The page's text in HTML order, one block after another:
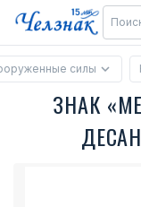
силы
ЗНАК